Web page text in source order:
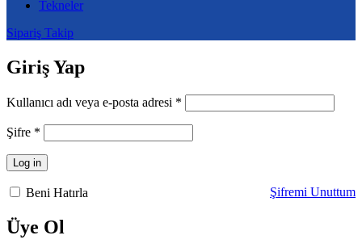
Tekneler
Sipariş Takip
Giriş Yap
Kullanıcı adı veya e-posta adresi *
Şifre *
Log in
Şifremi Unuttum
Beni Hatırla
Üye Ol